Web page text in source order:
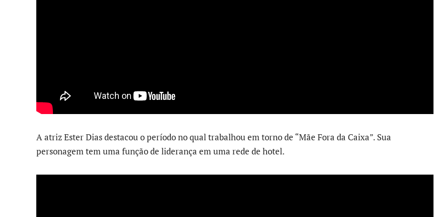
A atriz Ester Dias destacou o período no qual trabalhou em torno de “Mãe Fora da Caixa”. Sua
personagem tem uma função de liderança em uma rede de hotel.